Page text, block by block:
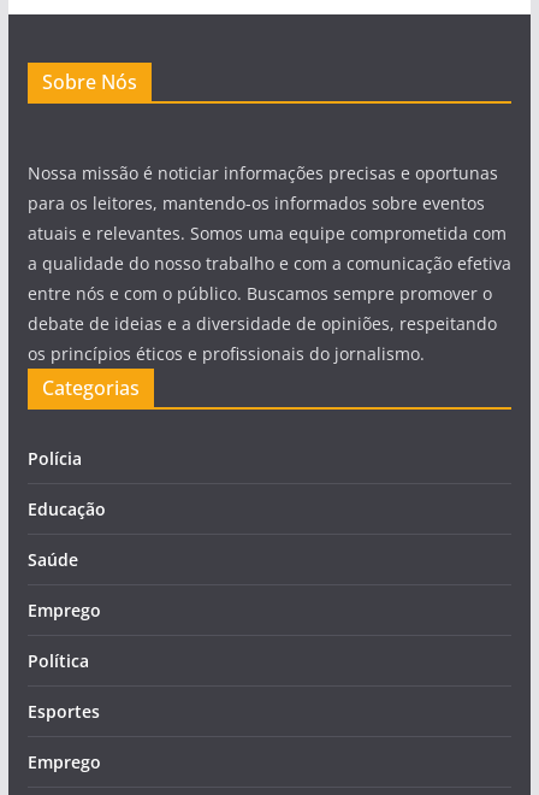
Sobre Nós
Nossa missão é noticiar informações precisas e oportunas
para os leitores, mantendo-os informados sobre eventos
atuais e relevantes. Somos uma equipe comprometida com
a qualidade do nosso trabalho e com a comunicação efetiva
entre nós e com o público. Buscamos sempre promover o
debate de ideias e a diversidade de opiniões, respeitando
os princípios éticos e profissionais do jornalismo.
Categorias
Polícia
Educação
Saúde
Emprego
Política
Esportes
Emprego